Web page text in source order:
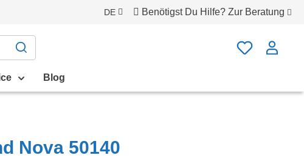
DE Benötigst Du Hilfe? Zur Beratung
Blog
Nova 50140